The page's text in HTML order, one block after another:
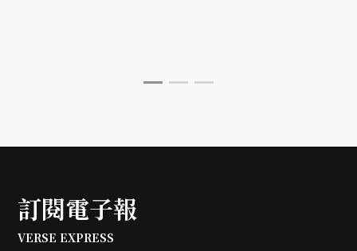
訂閱電子報
VERSE EXPRESS